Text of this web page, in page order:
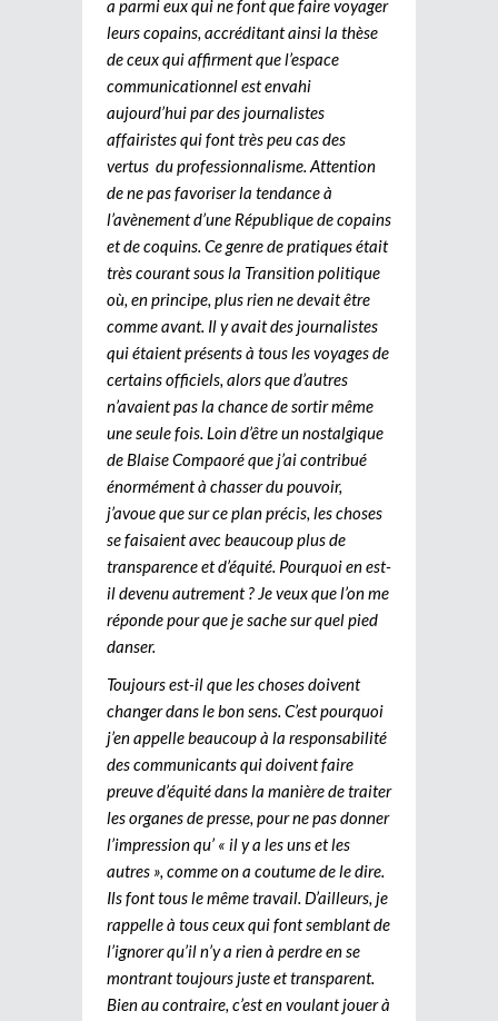
a parmi eux qui ne font que faire voyager
leurs copains, accréditant ainsi la thèse
de ceux qui affirment que l’espace
communicationnel est envahi
aujourd’hui par des journalistes
affairistes qui font très peu cas des
vertus du professionnalisme. Attention
de ne pas favoriser la tendance à
l’avènement d’une République de copains
et de coquins. Ce genre de pratiques était
très courant sous la Transition politique
où, en principe, plus rien ne devait être
comme avant. Il y avait des journalistes
qui étaient présents à tous les voyages de
certains officiels, alors que d’autres
n’avaient pas la chance de sortir même
une seule fois. Loin d’être un nostalgique
de Blaise Compaoré que j’ai contribué
énormément à chasser du pouvoir,
j’avoue que sur ce plan précis, les choses
se faisaient avec beaucoup plus de
transparence et d’équité. Pourquoi en est-
il devenu autrement ? Je veux que l’on me
réponde pour que je sache sur quel pied
danser.
Toujours est-il que les choses doivent
changer dans le bon sens. C’est pourquoi
j’en appelle beaucoup à la responsabilité
des communicants qui doivent faire
preuve d’équité dans la manière de traiter
les organes de presse, pour ne pas donner
l’impression qu’ « il y a les uns et les
autres », comme on a coutume de le dire.
Ils font tous le même travail. D’ailleurs, je
rappelle à tous ceux qui font semblant de
l’ignorer qu’il n’y a rien à perdre en se
montrant toujours juste et transparent.
Bien au contraire, c’est en voulant jouer à